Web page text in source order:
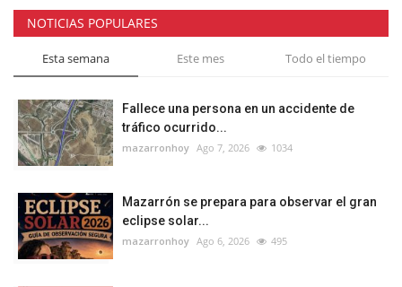
NOTICIAS POPULARES
Esta semana Este mes Todo el tiempo
Fallece una persona en un accidente de
tráfico ocurrido...
mazarronhoy Ago 7, 2026 1034
Mazarrón se prepara para observar el gran
eclipse solar...
mazarronhoy Ago 6, 2026 495